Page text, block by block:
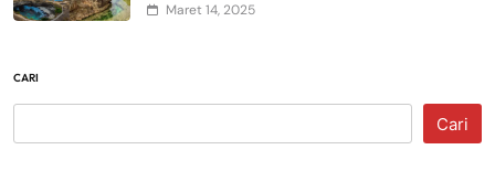
Maret 14, 2025
CARI
Cari